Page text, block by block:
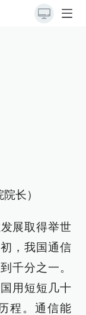
长）
展取得举世
，我国通信
千分之一。
用短短几十
程。通信能